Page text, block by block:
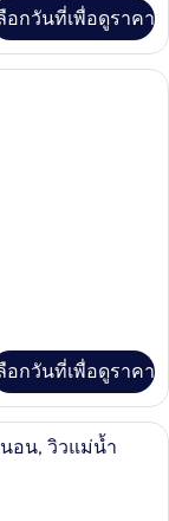
อกวันที่เพื่อดูราคา
วแม่น้ำ (King) | มินิบา
อกวันที่เพื่อดูราคา
ห้องเอ็กเซกคิวทีฟสวี
นอน, วิวแม่น้ำ